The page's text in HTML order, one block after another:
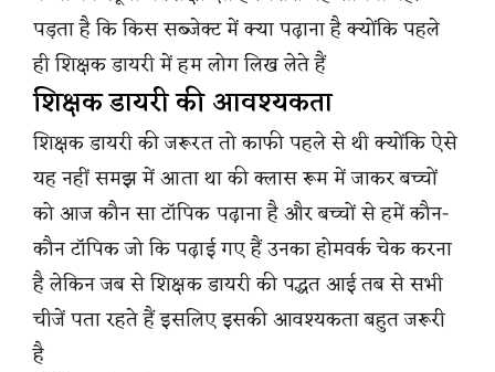
पड़ता है कि किस सब्जेक्ट में क्या पढ़ाना है क्योंकि पहले
ही शिक्षक डायरी में हम लोग लिख लेते हैं
शिक्षक डायरी की आवश्यकता
शिक्षक डायरी की जरूरत तो काफी पहले से थी क्योंकि ऐसे
यह नहीं समझ में आता था की क्लास रूम में जाकर बच्चों
को आज कौन सा टॉपिक पढ़ाना है और बच्चों से हमें कौन-
कौन टॉपिक जो कि पढ़ाई गए हैं उनका होमवर्क चेक करना
है लेकिन जब से शिक्षक डायरी की पद्धत आई तब से सभी
चीजें पता रहते हैं इसलिए इसकी आवश्यकता बहुत जरूरी
है